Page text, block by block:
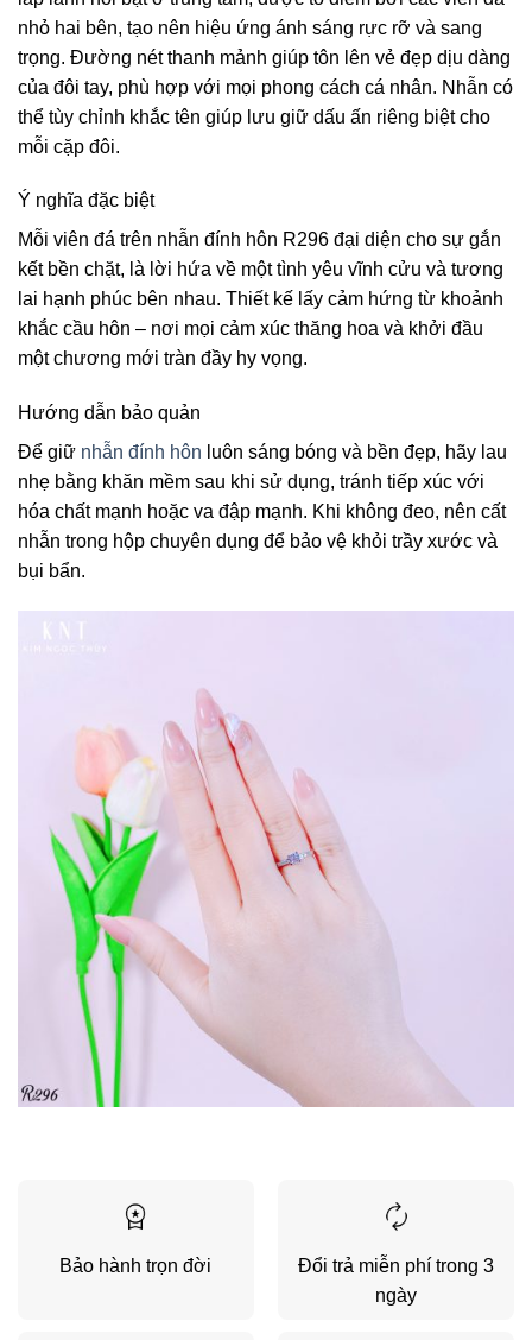
nhỏ hai bên, tạo nên hiệu ứng ánh sáng rực rỡ và sang
trọng. Đường nét thanh mảnh giúp tôn lên vẻ đẹp dịu dàng
của đôi tay, phù hợp với mọi phong cách cá nhân. Nhẫn có
thể tùy chỉnh khắc tên giúp lưu giữ dấu ấn riêng biệt cho
mỗi cặp đôi.
Ý nghĩa đặc biệt
Mỗi viên đá trên nhẫn đính hôn R296 đại diện cho sự gắn
kết bền chặt, là lời hứa về một tình yêu vĩnh cửu và tương
lai hạnh phúc bên nhau. Thiết kế lấy cảm hứng từ khoảnh
khắc cầu hôn – nơi mọi cảm xúc thăng hoa và khởi đầu
một chương mới tràn đầy hy vọng.
Hướng dẫn bảo quản
Để giữ nhẫn đính hôn luôn sáng bóng và bền đẹp, hãy lau
nhẹ bằng khăn mềm sau khi sử dụng, tránh tiếp xúc với
hóa chất mạnh hoặc va đập mạnh. Khi không đeo, nên cất
nhẫn trong hộp chuyên dụng để bảo vệ khỏi trầy xước và
bụi bẩn.
Bảo hành trọn đời
Đổi trả miễn phí trong 3
ngày